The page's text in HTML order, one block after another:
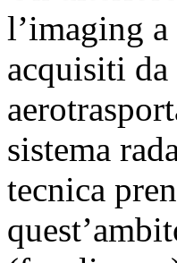
l’imaging
acquisiti
sistema
tecnica